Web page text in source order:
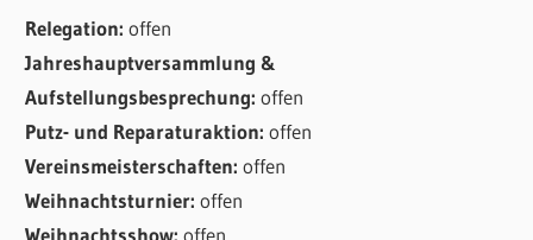
Relegation:offen
Jahreshauptversammlung &
Aufstellungsbesprechung:offen
Putz- und Reparaturaktion:offen
Vereinsmeisterschaften:offen
Weihnachtsturnier:offen
Weihnachtsshow:offen